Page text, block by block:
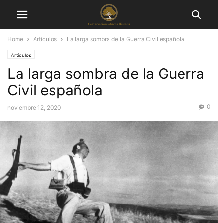
Home Artículos La larga sombra de la Guerra Civil española
Artículos
La larga sombra de la Guerra
Civil española
noviembre 12, 2020 0